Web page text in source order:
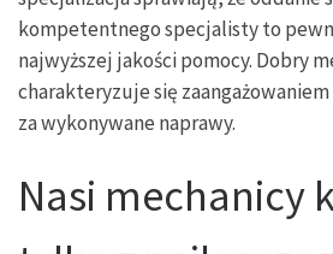
kompetentnego specjalisty to
najwyższej jakości pomocy. Dobry
charakteryzuje się
za wykonywane naprawy.
Nasi mechanicy